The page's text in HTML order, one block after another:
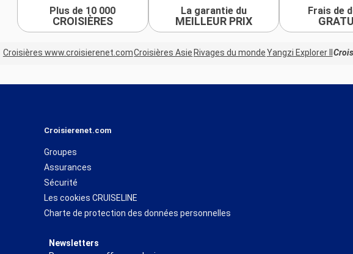
Plus de 10 000
CROISIÈRES
La garantie du
MEILLEUR PRIX
Frais de
Croisières www.croisierenet.comCroisières Asie Rivages du mondeYangzi Explorer II
Croisierenet.com
Groupes
Assurances
Sécurité
Les cookies CRUISELINE
Charte de protection des données personnelles
Newsletters